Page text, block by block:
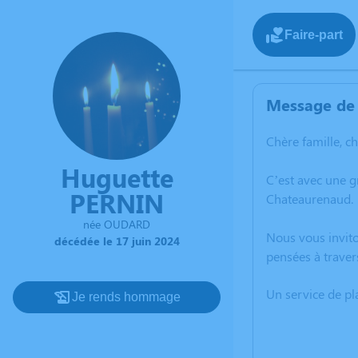
Huguette
PERNIN
née OUDARD
décédée le 17 juin 2024
Je rends hommage
Faire-part
Message
Chère famille,
C’est avec une
Chateaurenaud.
Nous vous
pensées à
Un service de